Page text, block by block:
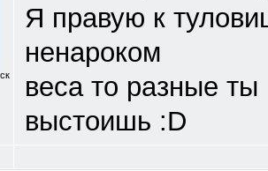
Я правую к
ненароком
веса то разные
выстоишь :D